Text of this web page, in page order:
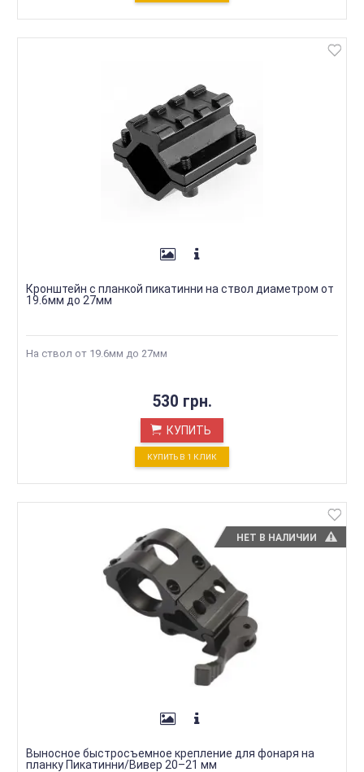
Кронштейн с планкой пикатинни на ствол диаметром от
19.6мм до 27мм
На ствол от 19.6мм до 27мм
530 грн.
КУПИТЬ
КУПИТЬ В 1 КЛИК
НЕТ В НАЛИЧИИ
Выносное быстросъемное крепление для фонаря на
планку Пикатинни/Вивер 20–21 мм